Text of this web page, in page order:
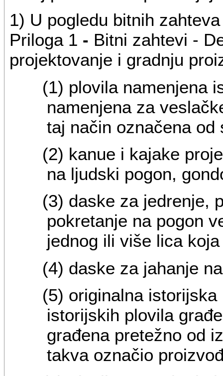
1) U pogledu bitnih
Priloga 1 - Bitni zahtevi -
projektovanje i gradnju
(1) plovila namenjena
namenjena za
taj način označena od
(2) kanue i kajake
na ljudski pogon,
(3) daske za jedrenje,
pokretanje na pogon
jednog ili više lica
(4) daske za jahanje
(5) originalna
istorijskih plovila
građena pretežno od
takva označio